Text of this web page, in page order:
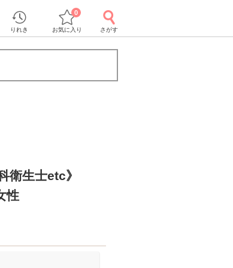
りれき お気に入り
0
さがす
衛生士etc》
性